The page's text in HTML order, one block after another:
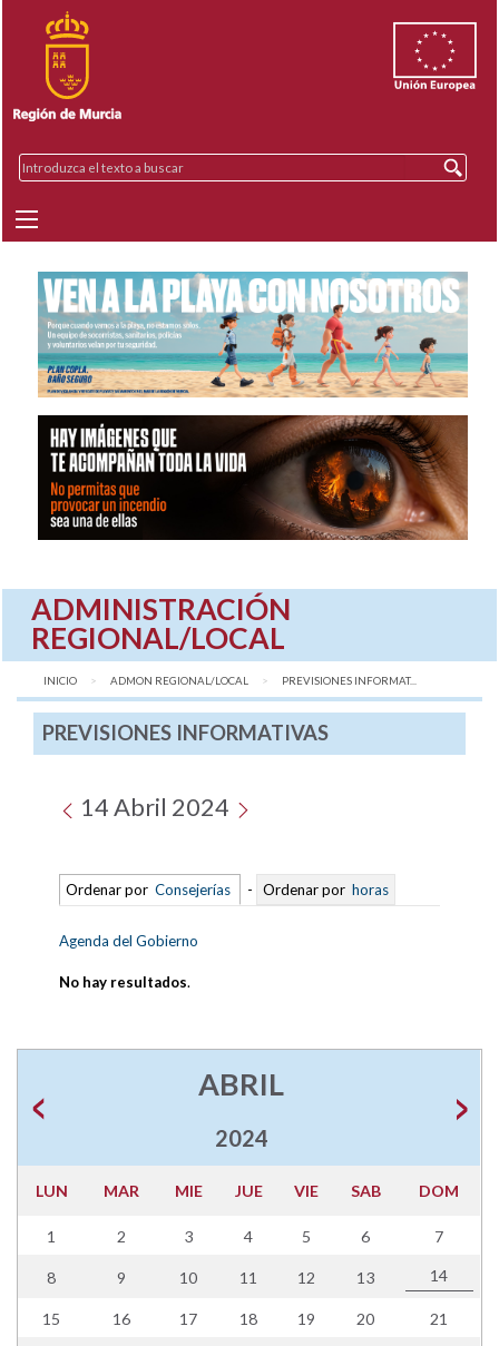
ADMINISTRACIÓN
REGIONAL/LOCAL
INICIO ADMON REGIONAL/LOCAL AQUÍ:
PREVISIONES INFORMAT...
PREVISIONES INFORMATIVAS
14 Abril 2024
Ordenar por Consejerías - Ordenar por horas
Agenda del Gobierno
No hay resultados.
ABRIL
2024
LUN MAR MIE JUE VIE SAB DOM
1 2 3 4 5 6 7
8 9 10 11 12 13 14
15 16 17 18 19 20 21